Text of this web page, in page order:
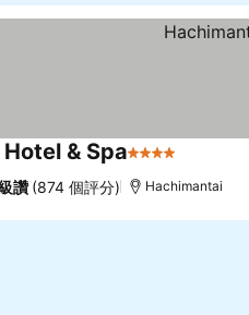
& Spa4 星級
讚 (874 個評分) Hachimantai